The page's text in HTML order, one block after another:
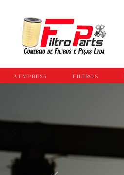
A EMPRESA FILTROS